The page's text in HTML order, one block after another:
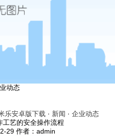
动态
乐安卓版下载 · 新闻 · 企业动态
工艺的安全操作流程
29 作者：admin